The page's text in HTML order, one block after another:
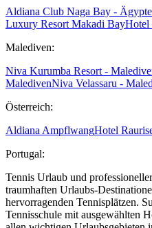
Aldiana Club Naga Bay -
Luxury Resort Makadi BayHotel
Malediven:
Niva Kurumba Resort -
MaledivenNiva Velassaru -
Österreich:
Aldiana AmpflwangHotel
Portugal:
Tennis Urlaub und
traumhaften Urlaubs-
hervorragenden Tennisplätzen.
Tennisschule mit ausgewählten